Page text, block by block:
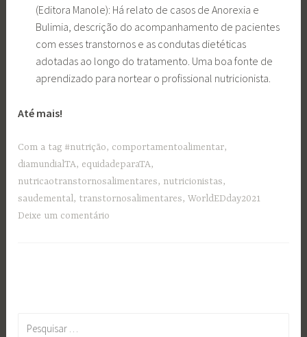
(Editora Manole): Há relato de casos de Anorexia e
Bulimia, descrição do acompanhamento de pacientes
com esses transtornos e as condutas dietéticas
adotadas ao longo do tratamento. Uma boa fonte de
aprendizado para nortear o profissional nutricionista.
Até mais!
Com a tag #nutrição, comportamentoalimentar,
diamundialTA, equidadeparaTA,
nutricaotranstornosalimentares, nutricionistas,
saudemental, transtornosalimentares,WorldEDday2021
Deixe um comentário